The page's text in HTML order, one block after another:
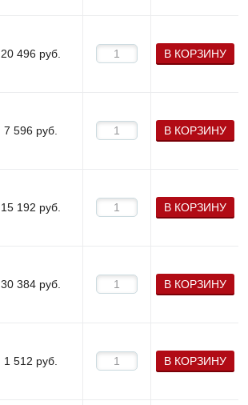
20 496 руб. В КОРЗИНУ
7 596 руб. В КОРЗИНУ
15 192 руб. В КОРЗИНУ
30 384 руб. В КОРЗИНУ
1 512 руб. В КОРЗИНУ